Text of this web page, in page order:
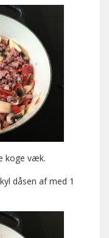
koge væk.
dåsen af med 1